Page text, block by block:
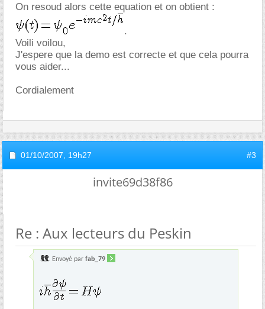
On resoud alors cette equation et on obtient :
.
Voili voilou,
J'espere que la demo est correcte et que cela pourra
vous aider...
Cordialement
01/10/2007, 19h27 #3
invite69d38f86
Re : Aux lecteurs du Peskin
Envoyé par fab_79